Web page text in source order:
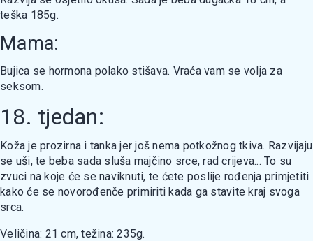
teška 185g.
Mama:
Bujica se hormona polako stišava. Vraća vam se volja za
seksom.
18. tjedan:
Koža je prozirna i tanka jer još nema potkožnog tkiva. Razvijaju
se uši, te beba sada sluša majčino srce, rad crijeva... To su
zvuci na koje će se naviknuti, te ćete poslije rođenja primjetiti
kako će se novorođenče primiriti kada ga stavite kraj svoga
srca.
Veličina: 21 cm, težina: 235g.